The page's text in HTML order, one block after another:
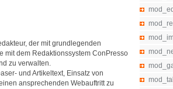
der mit grundlegenden
mit dem Redaktionssystem ConPresso
zu verwalten.
und Artikeltext, Einsatz von
ansprechenden Webauftritt zu